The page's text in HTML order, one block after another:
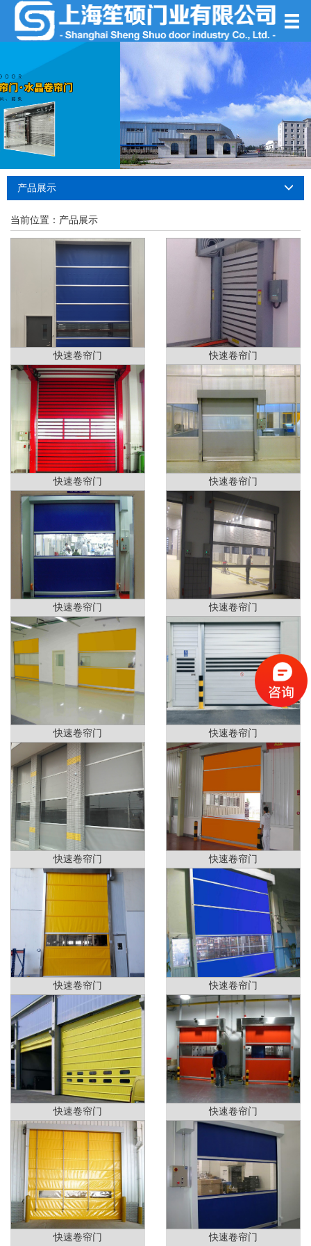
产品展示
当前位置： 产品展示
快速卷帘门 快速卷帘门
快速卷帘门 快速卷帘门
快速卷帘门 快速卷帘门
快速卷帘门 快速卷帘门
快速卷帘门 快速卷帘门
快速卷帘门 快速卷帘门
快速卷帘门 快速卷帘门
快速卷帘门 快速卷帘门